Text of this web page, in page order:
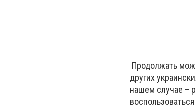
Продолжать
других
нашем случае –